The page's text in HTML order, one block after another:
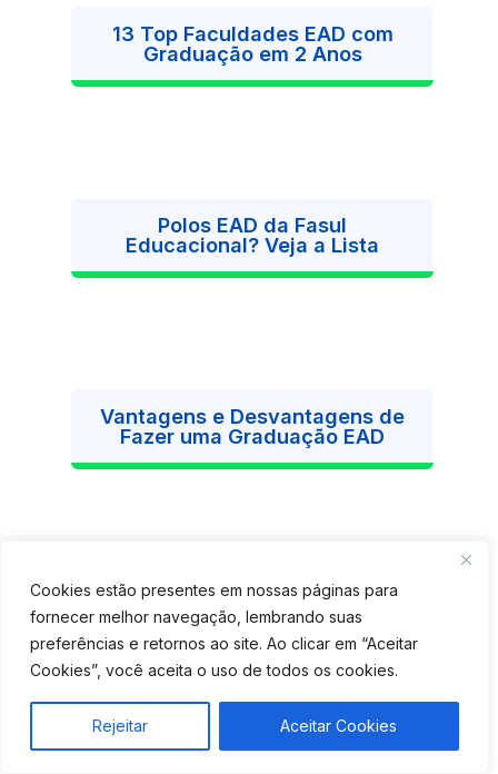
Cookies estão presentes em nossas páginas para
fornecer melhor navegação, lembrando suas
preferências e retornos ao site. Ao clicar em “Aceitar
Cookies”, você aceita o uso de todos os cookies.
Rejeitar Aceitar Cookies
13 Top Faculdades EAD com
Graduação em 2 Anos
Polos EAD da Fasul
Educacional? Veja a Lista
Vantagens e Desvantagens de
Fazer uma Graduação EAD